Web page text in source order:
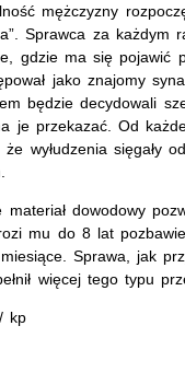
mężczyzny
Sprawca za
gdzie ma się pojawić
jako znajomy
będzie decydowali
je przekazać. Od
wyłudzenia sięgały
dowodowy
mu do 8 lat
Sprawa, jak
więcej tego typu
kp